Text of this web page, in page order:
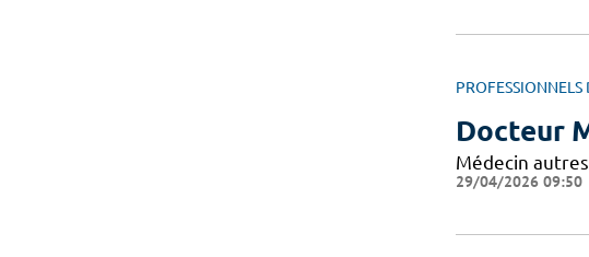
PROFESSIONNELS
Docteur
Médecin
29/04/2026 09:50